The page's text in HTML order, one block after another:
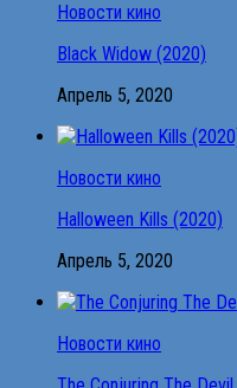
Новости кино
Black Widow (2020)
Апрель 5, 2020
Новости кино
Halloween Kills (2020)
Апрель 5, 2020
Новости кино